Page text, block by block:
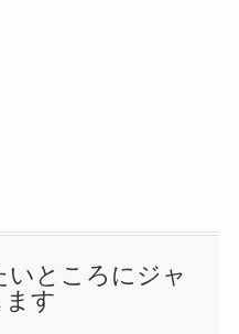
いところにジャ
ます